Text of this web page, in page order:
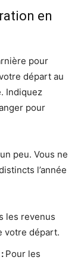
en
pour
départ au
Indiquez
pour
peu. Vous ne
l’année
les revenus
votre départ.
Pour les